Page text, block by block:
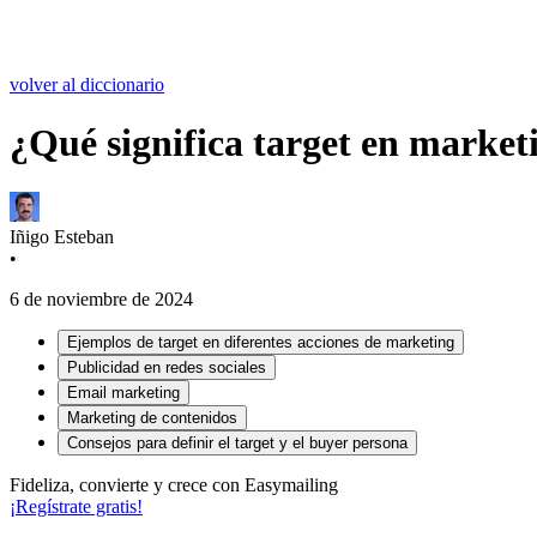
volver al diccionario
¿Qué significa target en
Iñigo Esteban
•
6 de noviembre de 2024
Ejemplos de target en diferentes acciones de marketing
Publicidad en redes sociales
Email marketing
Marketing de contenidos
Consejos para definir el target y el buyer persona
Fideliza, convierte y crece con Easymailing
¡Regístrate gratis!